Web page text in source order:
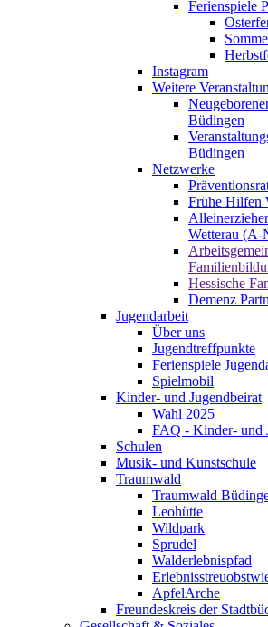
Ferienspiele
Instagram
Weitere
Büdingen
Büdingen
Netzwerke
Frühe Hilfen
Wetterau (A-
Hessische
Demenz
Jugendarbeit
Über uns
Jugendtreffpunkte
Ferienspiele
Spielmobil
Kinder- und Jugendbeirat
Wahl 2025
FAQ - Kinder- und
Schulen
Musik- und Kunstschule
Traumwald
Traumwald
Leohütte
Wildpark
Sprudel
Walderlebnispfad
ApfelArche
Freundeskreis der